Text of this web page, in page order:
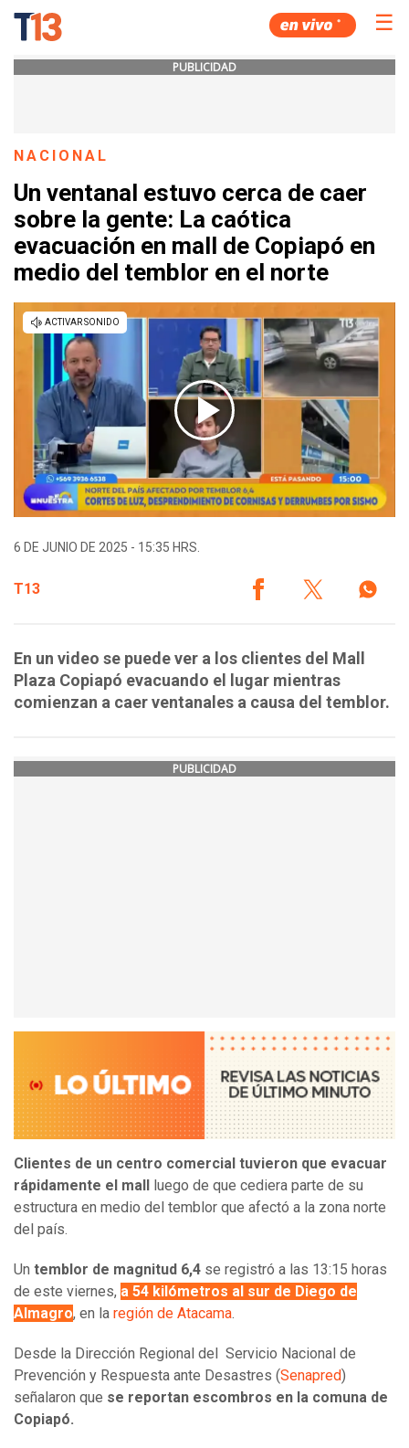
☰
PUBLICIDAD
NACIONAL
Un ventanal estuvo cerca de caer
sobre la gente: La caótica
evacuación en mall de Copiapó en
medio del temblor en el norte
6 DE JUNIO DE 2025 - 15:35 HRS.
T13
En un video se puede ver a los clientes del Mall
Plaza Copiapó evacuando el lugar mientras
comienzan a caer ventanales a causa del temblor.
PUBLICIDAD
Clientes de un centro comercial tuvieron que evacuar
rápidamente el mall luego de que cediera parte de su
estructura en medio del temblor que afectó a la zona norte
del país.
Un temblor de magnitud 6,4 se registró a las 13:15 horas
de este viernes, a 54 kilómetros al sur de Diego de
Almagro, en la región de Atacama.
Desde la Dirección Regional del Servicio Nacional de
Prevención y Respuesta ante Desastres (Senapred)
señalaron que se reportan escombros en la comuna de
Copiapó.